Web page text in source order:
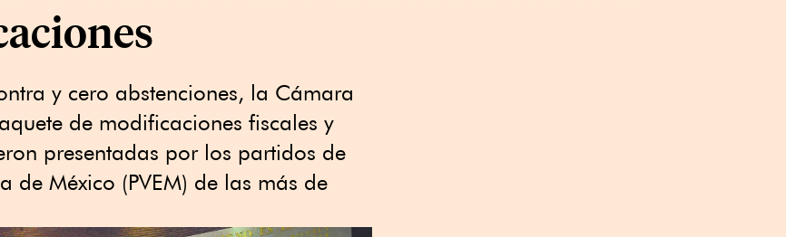
y cero abstenciones, la Cámara
de modificaciones fiscales y
presentadas por los partidos de
de México (PVEM) de las más de